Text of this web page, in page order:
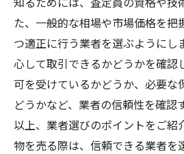
た、一般的な相場や市場価格を把
つ適正に行う業者を選ぶようにし
心して取引できるかどうかを確認
可を受けているかどうか、必要な
どうかなど、業者の信頼性を確認
以上、業者選びのポイントをご紹
物を売る際は、信頼できる業者を